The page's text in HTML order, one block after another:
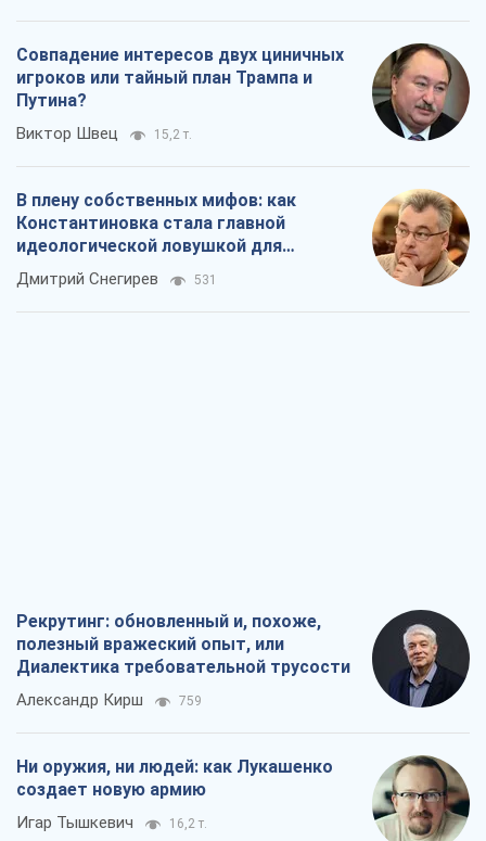
Совпадение интересов двух циничных
игроков или тайный план Трампа и
Путина?
Виктор Швец 15,2 т.
В плену собственных мифов: как
Константиновка стала главной
идеологической ловушкой для
российских оккупантов
Дмитрий Снегирев 531
Рекрутинг: обновленный и, похоже,
полезный вражеский опыт, или
Диалектика требовательной трусости
Александр Кирш 759
Ни оружия, ни людей: как Лукашенко
создает новую армию
Игар Тышкевич 16,2 т.